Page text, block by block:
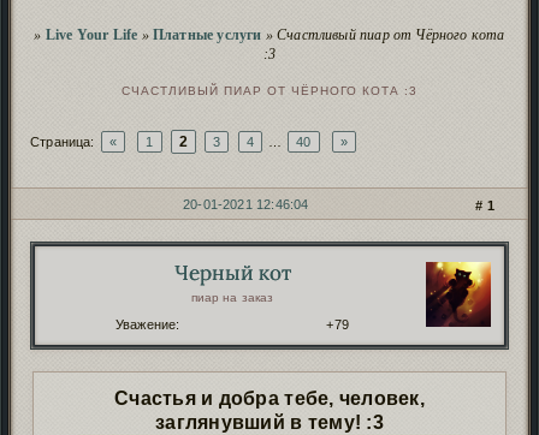
картами.
Чистка заброшенных форумов
» Live Your Life » Платные услуги » Счастливый пиар от Чёрного кота
:3
СЧАСТЛИВЫЙ ПИАР ОТ ЧЁРНОГО КОТА :3
Страница: « 1 2 3 4 40 »
1
20-01-2021 12:46:04
Черный кот
пиар на заказ
Уважение: +79
Счастья и добра тебе, человек,
заглянувший в тему! :3